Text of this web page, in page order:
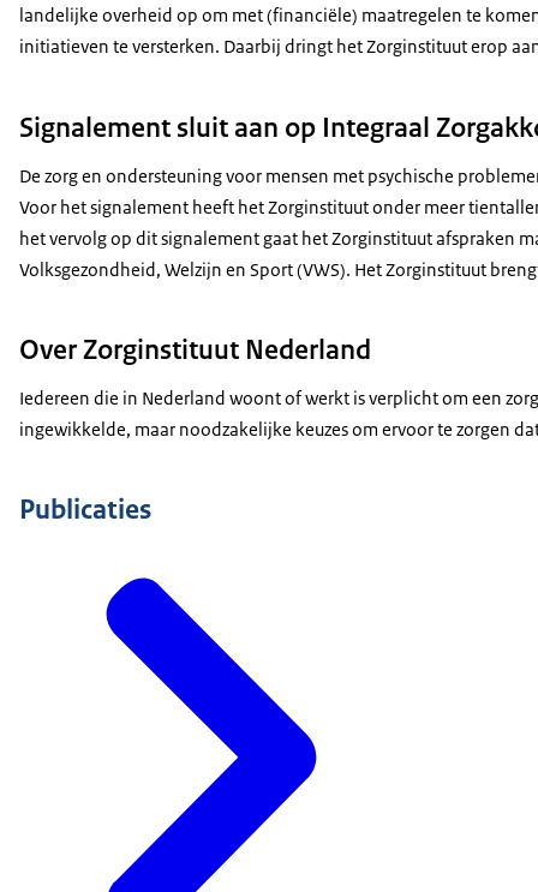
landelijke overheid op om met (financiële) maatregelen te
initiatieven te versterken. Daarbij dringt het Zorginstituut erop
Signalement sluit aan op Integraal
De zorg en ondersteuning voor mensen met psychische
Voor het signalement heeft het Zorginstituut onder meer
het vervolg op dit signalement gaat het Zorginstituut afspraken
Volksgezondheid, Welzijn en Sport (VWS). Het Zorginstituut
Over Zorginstituut Nederland
Iedereen die in Nederland woont of werkt is verplicht om een
ingewikkelde, maar noodzakelijke keuzes om ervoor te zorgen
Publicaties